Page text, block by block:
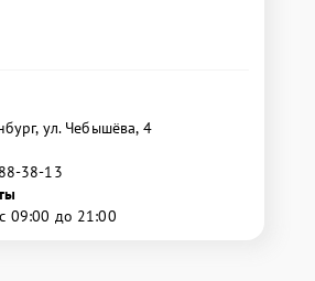
ул. Чебышёва, 4
38-13
09:00 до 21:00